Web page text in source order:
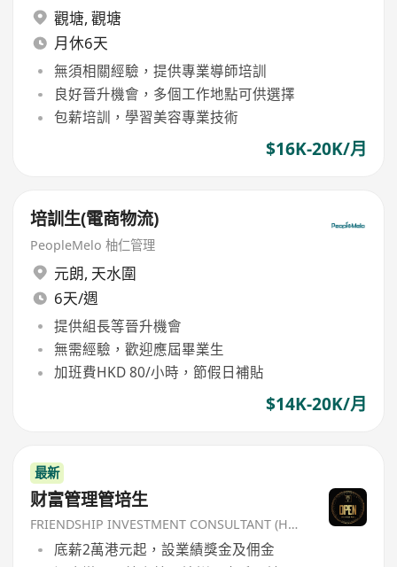
觀塘, 觀塘
月休6天
無須相關經驗，提供專業導師培訓
良好晉升機會，多個工作地點可供選擇
包薪培訓，學習美容專業技術
$16K-20K/月
培訓生(電商物流)
PeopleMelo 柚仁管理
元朗, 天水圍
6天/週
提供組長等晉升機會
無需經驗，歡迎應屆畢業生
加班費HKD 80/小時，節假日補貼
$14K-20K/月
最新
财富管理管培生
FRIENDSHIP INVESTMENT CONSULTANT (HK) CO
底薪2萬港元起，設業績獎金及佣金